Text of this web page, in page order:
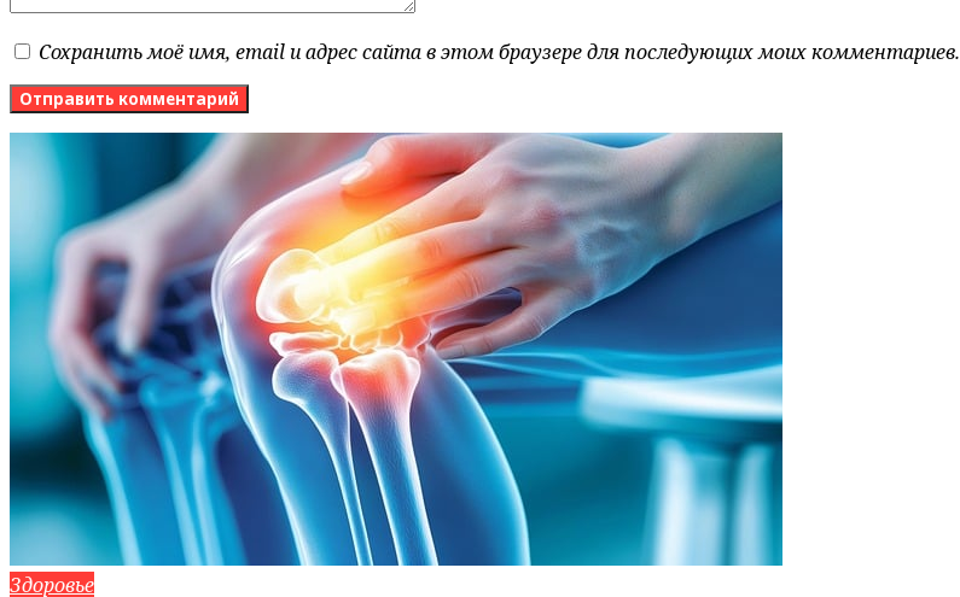
Сохранить моё имя, email и адрес сайта в этом браузере для последующих моих комментариев.
Здоровье